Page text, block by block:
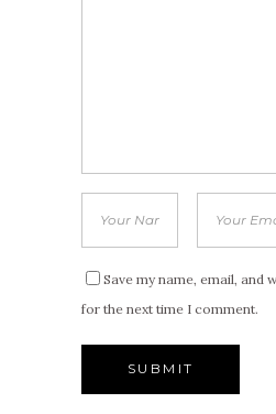
Save my name, email, and
for the next time I comment.